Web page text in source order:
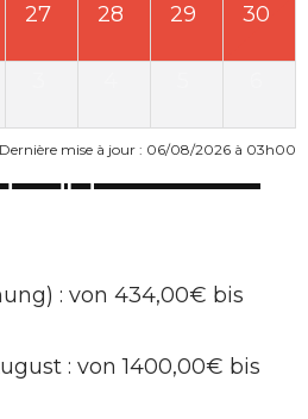
27 28 29 30
Dernière mise à jour : 06/08/2026 à 03h00
: von 434,00€ bis
: von 1400,00€ bis